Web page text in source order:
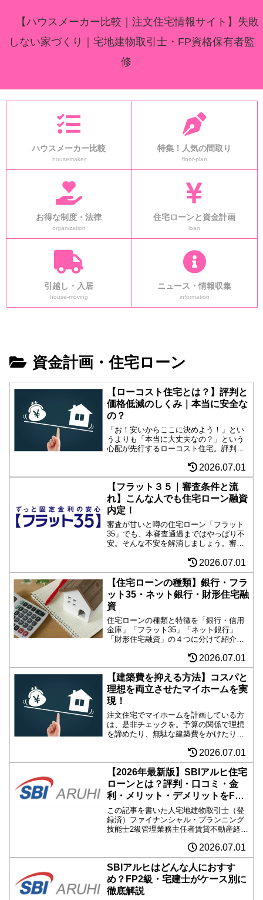
【ハウスメーカー比較｜注文住宅情報サイト】失敗
しない家づくり｜宅地建物取引士・FP資格保有者監
修
ハウスメーカー比較
housemaker
特集！人気の間取り
floor-plan
お得な制度・法律
organization
住宅ローンと資金計画
loan
引越し・入居
house-moving
ニュース・情報収集
information
資金計画・住宅ローン
【ローコスト住宅とは？】評判と
価格低減のしくみ｜本当に安全な
の？
「お！安いからここに決めよう！」とい
うよりも「本当に大丈夫なの？」という
心配が先行するローコスト住宅。評判や
注・宣伝広告費削減・設計アイディアな
ど、ローコスト住宅は努力の結晶だっ
た。
2026.07.01
【フラット３５｜審査条件と流
れ】こんな人でも住宅ローン融資
内定！
審査が甘いと噂の住宅ローン「フラット
35」でも、本審査通過まではやっぱり不
安。そんな不安を解消しましょう。審査
さすがに審査に通らない例を紹介しま
す。「融資内定後の注意点・融資取消の
事例」も要チェックです。
2026.07.01
【住宅ローンの種類】銀行・フラ
ット35・ネット銀行・財形住宅融
資
住宅ローンの種類と特徴を「銀行・信用
金庫」「フラット35」「ネット銀行」
「財形住宅融資」の４つに分けて紹介。
て大きな差が生じます。自分にあった借
入先探しにお役立てください。
2026.07.01
【建築費を抑える方法】コスパと
理想を両立させたマイホームを実
現！
注文住宅でマイホームを計画している方
は、是非チェックを。予算の関係で理想
を諦めたり、無駄な建築費をかけたりし
少しの工夫が大きな節約につながりま
す。失敗しない家づくりにお役立てくだ
さい。
2026.07.01
【2026年最新版】SBIアルヒ住宅
ローンとは？評判・口コミ・金
利・メリット・デメリットをFP2
級・宅建士が徹底解説
この記事を書いた人宅地建物取引士（登
録済）ファイナンシャル・プランニング
技能士2級管理業務主任者賃貸不動産経営
ン・資金計画について、資格保有者の視
点から分かりやすく解説しています。
「住宅ローンはどこで借り...
2026.07.01
SBIアルヒはどんな人におすす
め？FP2級・宅建士がケース別に
徹底解説